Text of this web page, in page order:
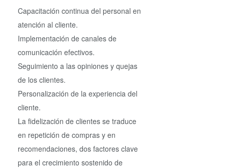
Capacitación continua del personal en
atención al cliente.
Implementación de canales de
comunicación efectivos.
Seguimiento a las opiniones y quejas
de los clientes.
Personalización de la experiencia del
cliente.
La fidelización de clientes se traduce
en repetición de compras y en
recomendaciones, dos factores clave
para el crecimiento sostenido de